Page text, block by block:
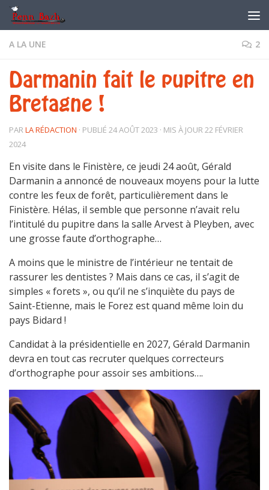
Skip to content
A LA UNE 2
Darmanin fait le pupitre en
Bretagne !
PARLA RÉDACTION · PUBLIÉ 24 AOÛT 2023 · MIS À JOUR22 FÉVRIER
2024
En visite dans le Finistère, ce jeudi 24 août, Gérald
Darmanin a annoncé de nouveaux moyens pour la lutte
contre les feux de forêt, particulièrement dans le
Finistère. Hélas, il semble que personne n’avait relu
l’intitulé du pupitre dans la salle Arvest à Pleyben, avec
une grosse faute d’orthographe…
A moins que le ministre de l’intérieur ne tentait de
rassurer les dentistes ? Mais dans ce cas, il s’agit de
simples « forets », ou qu’il ne s’inquiète du pays de
Saint-Etienne, mais le Forez est quand même loin du
pays Bidard !
Candidat à la présidentielle en 2027, Gérald Darmanin
devra en tout cas recruter quelques correcteurs
d’orthographe pour assoir ses ambitions….